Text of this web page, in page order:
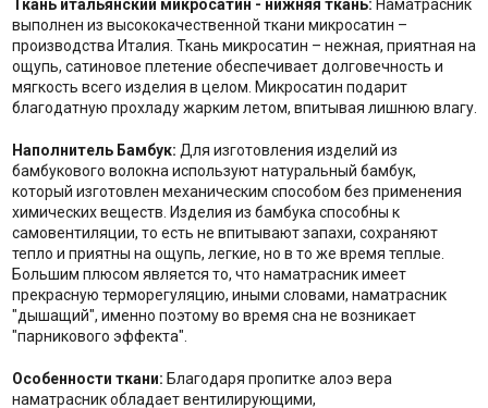
Ткань итальянский микросатин - нижняя ткань: Наматрасник
выполнен из высококачественной ткани микросатин –
производства Италия. Ткань микросатин – нежная, приятная на
ощупь, сатиновое плетение обеспечивает долговечность и
мягкость всего изделия в целом. Микросатин подарит
благодатную прохладу жарким летом, впитывая лишнюю влагу.
Наполнитель Бамбук: Для изготовления изделий из
бамбукового волокна используют натуральный бамбук,
который изготовлен механическим способом без применения
химических веществ. Изделия из бамбука способны к
самовентиляции, то есть не впитывают запахи, сохраняют
тепло и приятны на ощупь, легкие, но в то же время теплые.
Большим плюсом является то, что наматрасник имеет
прекрасную терморегуляцию, иными словами, наматрасник
"дышащий", именно поэтому во время сна не возникает
"парникового эффекта".
Особенности ткани: Благодаря пропитке алоэ вера
наматрасник обладает вентилирующими,